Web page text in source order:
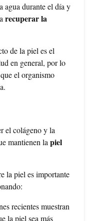
agua durante el día y
recuperar la
de la piel es el
en general, por lo
el organismo
el colágeno y la
mantienen la piel
la piel es importante
recientes muestran
la piel sea más